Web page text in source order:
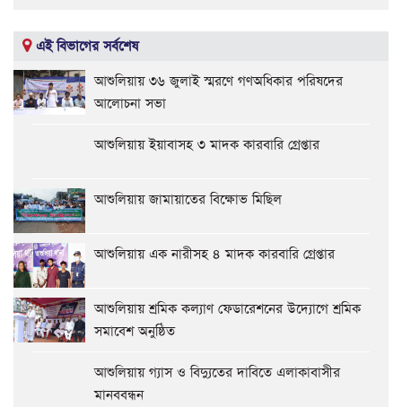
এই বিভাগের সর্বশেষ
আশুলিয়ায় ৩৬ জুলাই স্মরণে গণঅধিকার পরিষদের
আলোচনা সভা
আশুলিয়ায় ইয়াবাসহ ৩ মাদক কারবারি গ্রেপ্তার
আশুলিয়ায় জামায়াতের বিক্ষোভ মিছিল
আশুলিয়ায় এক নারীসহ ৪ মাদক কারবারি গ্রেপ্তার
আশুলিয়ায় শ্রমিক কল্যাণ ফেডারেশনের উদ্যোগে শ্রমিক
সমাবেশ অনুষ্ঠিত
আশুলিয়ায় গ্যাস ও বিদ্যুতের দাবিতে এলাকাবাসীর
মানববন্ধন